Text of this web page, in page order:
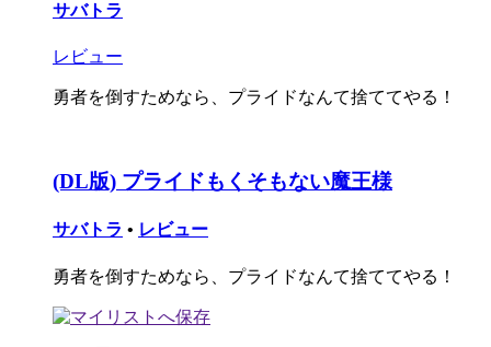
サバトラ
レビュー
勇者を倒すためなら、プライドなんて捨ててやる！
(DL版) プライドもくそもない魔王様
サバトラ • レビュー
勇者を倒すためなら、プライドなんて捨ててやる！